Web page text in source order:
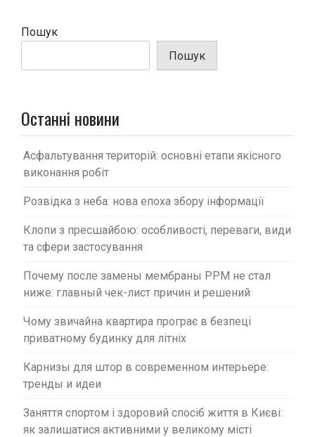
Пошук
Пошук
Останні новини
Асфальтування територій: основні етапи якісного
виконання робіт
Розвідка з неба: нова епоха збору інформації
Клопи з пресшайбою: особливості, переваги, види
та сфери застосування
Почему после замены мембраны PPM не стал
ниже: главный чек-лист причин и решений
Чому звичайна квартира програє в безпеці
приватному будинку для літніх
Карнизы для штор в современном интерьере:
тренды и идеи
Заняття спортом і здоровий спосіб життя в Києві:
як залишатися активними у великому місті